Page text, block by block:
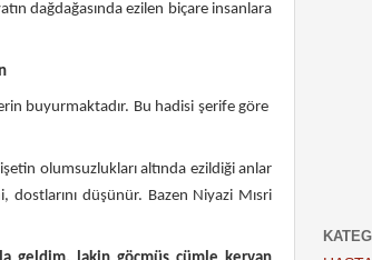
dağdağasında ezilen biçare insanlara
buyurmaktadır. Bu hadisi şerife göre
olumsuzlukları altında ezildiği anlar
düşünür. Bazen Niyazi Mısri